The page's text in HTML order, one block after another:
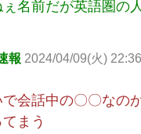
名前だが英語圏の
報 2024/04/09(火)
会話中の〇〇なの
まう